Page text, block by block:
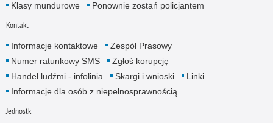
Klasy mundurowe
Ponownie zostań policjantem
Kontakt
Informacje kontaktowe
Zespół Prasowy
Numer ratunkowy SMS
Zgłoś korupcję
Handel ludźmi - infolinia
Skargi i wnioski
Linki
Informacje dla osób z niepełnosprawnością
Jednostki